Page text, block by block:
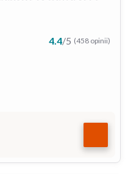
4.4/5 (458 opinii)